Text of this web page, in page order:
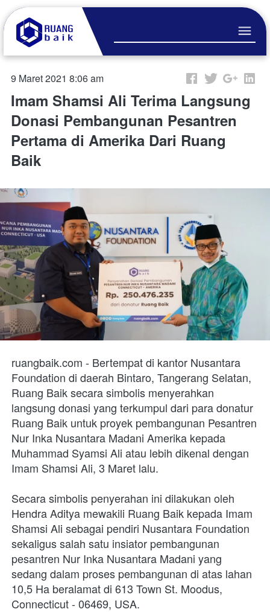
9 Maret 2021 8:06 am
Imam Shamsi Ali Terima Langsung
Donasi Pembangunan Pesantren
Pertama di Amerika Dari Ruang
Baik
ruangbaik.com - Bertempat di kantor Nusantara
Foundation di daerah Bintaro, Tangerang Selatan,
Ruang Baik secara simbolis menyerahkan
langsung donasi yang terkumpul dari para donatur
Ruang Baik untuk proyek pembangunan Pesantren
Nur Inka Nusantara Madani Amerika kepada
Muhammad Syamsi Ali atau lebih dikenal dengan
Imam Shamsi Ali, 3 Maret lalu.
Secara simbolis penyerahan ini dilakukan oleh
Hendra Aditya mewakili Ruang Baik kepada Imam
Shamsi Ali sebagai pendiri Nusantara Foundation
sekaligus salah satu insiator pembangunan
pesantren Nur Inka Nusantara Madani yang
sedang dalam proses pembangunan di atas lahan
10,5 Ha beralamat di 613 Town St. Moodus,
Connecticut - 06469, USA.